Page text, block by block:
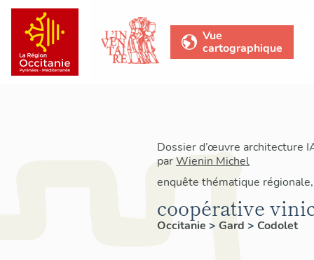
Vue
cartographique
Dossier d’œuvre architecture
parWienin Michel
enquête thématique
coopérative
Occitanie > Gard > Codolet